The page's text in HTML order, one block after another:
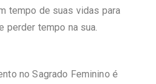
tempo de suas vidas para
perder tempo na sua.
no Sagrado Feminino é